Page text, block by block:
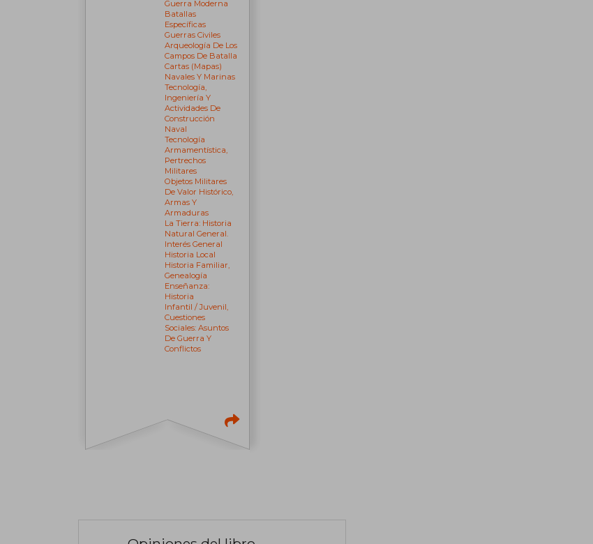
Guerra Moderna
Batallas
Específicas
Guerras Civiles
Arqueología De Los
Campos De Batalla
Cartas (mapas)
Navales Y Marinas
Tecnología,
Ingeniería Y
Actividades De
Construcción
Naval
Tecnología
Armamentística,
Pertrechos
Militares
Objetos Militares
De Valor Histórico,
Armas Y
Armaduras
La Tierra: Historia
Natural General.
Interés General
Historia Local
Historia Familiar,
Genealogía
Enseñanza:
Historia
Infantil / Juvenil,
Cuestiones
Sociales: Asuntos
De Guerra Y
Conflictos